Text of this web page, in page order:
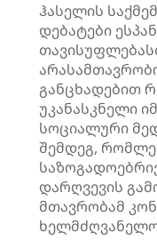
ჰასელის
დებატები
განცხადებით
უკანასკნელი
სოციალური
შემდეგ,
დარღვევის
მთავრობამ